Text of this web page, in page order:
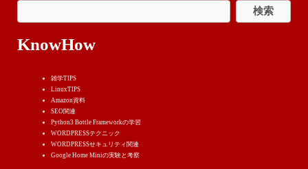
KnowHow
雑学TIPS
LinuxTIPS
Amazon資料
SEO関連
Python3 Bottle Frameworkの学習
WORDPRESSテクニック
WORDPRESSせキュリティ関連
Google Home Miniの実験と考察